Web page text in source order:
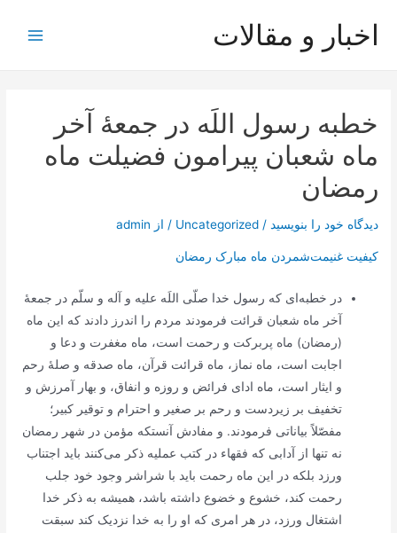
اخبار و مقالات
خطبه رسول‌ اللَه‌ در جمعۀ آخر
ماه‌ شعبان پيرامون فضيلت ماه
رمضان‌
دیدگاه‌ خود را بنویسید /
Uncategorized / از admin
کیفیت غنیمت‌شمردن ماه مبارک رمضان
در خطبه‌ای‌ که‌ رسول‌ خدا صلّی‌ اللَه‌ علیه‌ و آله‌ و سلّم‌ در جمعۀ
آخر ماه‌ شعبان‌ قرائت‌ فرمودند مردم‌ را اندرز دادند که‌ این‌ ماه‌
(رمضان‌) ماه‌ پربرکت‌ و رحمت‌ است‌، ماه‌ مغفرت‌ و دعا و
اجابت‌ است‌، ماه‌ نماز، ماه‌ قرائت‌ قرآن‌، ماه‌ صدقه‌ و صلۀ رحم‌
و ایثار است‌، ماه‌ ادای‌ فرائض‌ و روزه‌ و انفاق‌، و بهار آمرزش‌ و
تخفیف‌ بر زیردست‌ و رحم‌ بر صغیر و احترام‌ و توقیر کبیر؛
مفصّلاً بیاناتی‌ فرمودند. و مفادش‌ آنستکه‌ مؤمن‌ در شهر رمضان‌
نه‌ تنها از آدابی‌ که‌ فقهاء در کتب‌ عملیه‌ ذکر می‌کنند باید اجتناب‌
ورزد بلکه‌ در این‌ ماه‌ رحمت‌ باید با شراشر وجود خود جلب‌
رحمت‌ کند، خشوع‌ و خضوع‌ داشته‌ باشد، همیشه‌ به‌ ذکر خدا
اشتغال‌ ورزد، در هر امری‌ که‌ او را به‌ خدا نزدیک‌ کند سبقت‌